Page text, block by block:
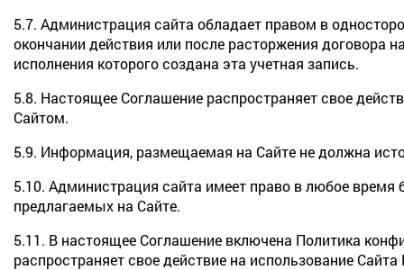
5.7. Администрация сайта обладает правом в
окончании действия или после расторжения договора
исполнения которого создана эта учетная запись.
5.8. Настоящее Соглашение распространяет свое
Сайтом.
5.9. Информация, размещаемая на Сайте не должна
5.10. Администрация сайта имеет право в любое время
предлагаемых на Сайте.
5.11. В настоящее Соглашение включена Политика
распространяет свое действие на использование